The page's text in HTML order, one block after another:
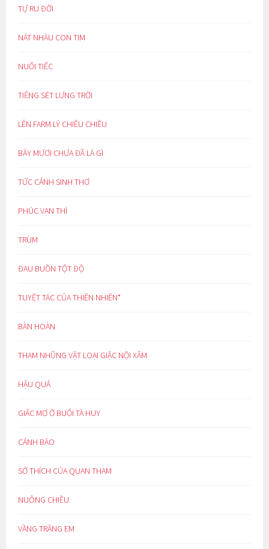
TỰ RU ĐỜI
NÁT NHÀU CON TIM
NUỐI TIẾC
TIẾNG SÉT LƯNG TRỜI
LÊN FARM LÝ CHIỀU CHIỀU
BẢY MƯƠI CHƯA ĐÃ LÀ GÌ
TỨC CẢNH SINH THƠ
PHÚC VẠN THÌ
TRÙM
ĐAU BUỒN TỘT ĐỘ
TUYỆT TÁC CỦA THIÊN NHIÊN*
BÀN HOÀN
THAM NHŨNG VẶT LOẠI GIẶC NỘI XÂM
HẬU QUẢ
GIẤC MƠ Ở BUỔI TÀ HUY
CẢNH BÁO
SỞ THÍCH CỦA QUAN THAM
NUÔNG CHIỀU
VẦNG TRĂNG EM